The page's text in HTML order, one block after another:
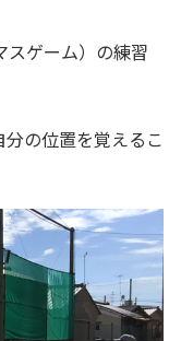
スゲーム）の練習
の位置を覚えるこ